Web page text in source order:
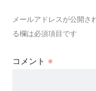
メールアドレスが公開さ
る欄は必須項目です
コメント ※